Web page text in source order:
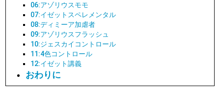
06:アゾリウスモモ
07:イゼットスペレメンタル
08:ディミーア加虐者
09:アゾリウスフラッシュ
10:ジェスカイコントロール
11:4色コントロール
12:イゼット講義
おわりに